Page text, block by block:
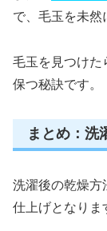
で、毛玉を未然
毛玉を見つけた
保つ秘訣です。
まとめ：洗
洗濯後の乾燥方
仕上げとなりま